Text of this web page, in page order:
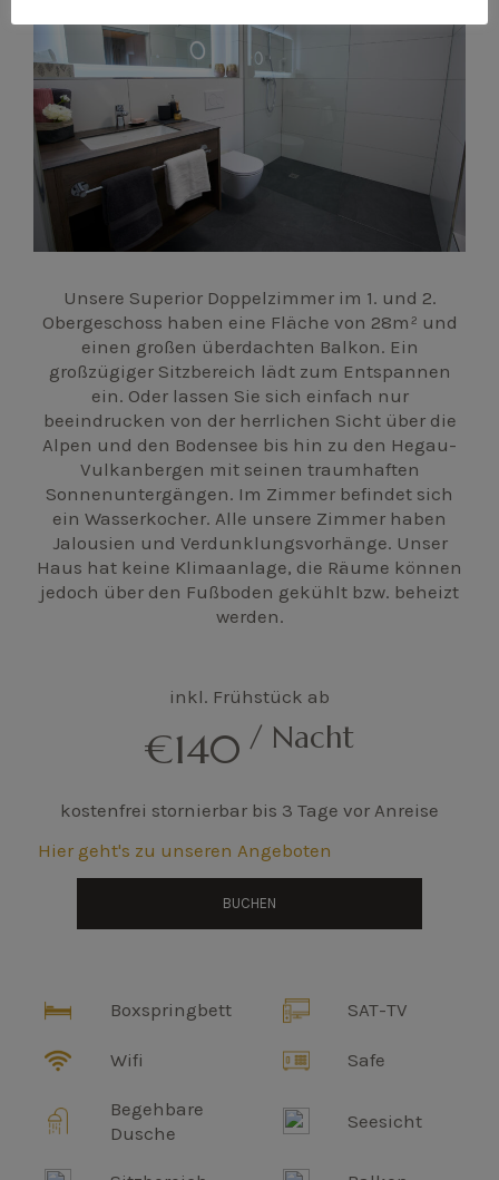
Unsere Superior Doppelzimmer im 1. und 2.
Obergeschoss haben eine Fläche von 28m² und
einen großen überdachten Balkon. Ein
großzügiger Sitzbereich lädt zum Entspannen
ein. Oder lassen Sie sich einfach nur
beeindrucken von der herrlichen Sicht über die
Alpen und den Bodensee bis hin zu den Hegau-
Vulkanbergen mit seinen traumhaften
Sonnenuntergängen. Im Zimmer befindet sich
ein Wasserkocher. Alle unsere Zimmer haben
Jalousien und Verdunklungsvorhänge. Unser
Haus hat keine Klimaanlage, die Räume können
jedoch über den Fußboden gekühlt bzw. beheizt
werden.
inkl. Frühstück ab
€140 / Nacht
kostenfrei stornierbar bis 3 Tage vor Anreise
Hier geht's zu unseren Angeboten
BUCHEN
Boxspringbett SAT-TV
Wifi Safe
Begehbare
Dusche
Seesicht